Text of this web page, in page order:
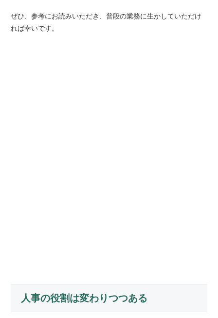
ぜひ、参考にお読みいただき、普段の業務に生かしていただけ
れば幸いです。
人事の役割は変わりつつある